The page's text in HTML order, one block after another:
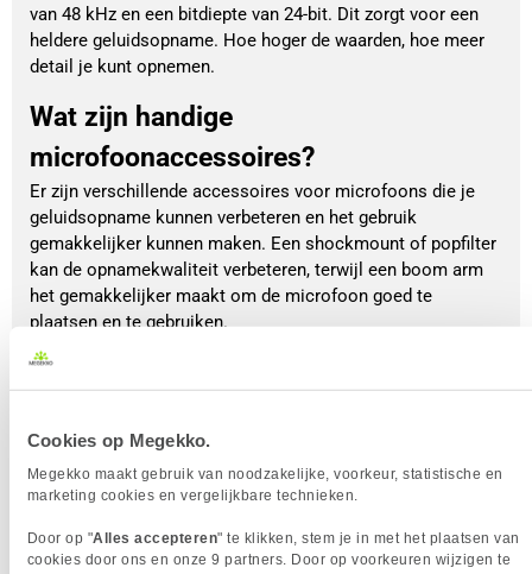
Cookies op Megekko.
Megekko maakt gebruik van noodzakelijke, voorkeur, statistische en
marketing cookies en vergelijkbare technieken.
Door op "Alles accepteren" te klikken, stem je in met het plaatsen van
cookies door ons en onze 9 partners. Door op voorkeuren wijzigen te
van 48 kHz en een bitdiepte van 24-bit. Dit zorgt voor een
heldere geluidsopname. Hoe hoger de waarden, hoe meer
detail je kunt opnemen.
Wat zijn handige
microfoonaccessoires?
Er zijn verschillende accessoires voor microfoons die je
geluidsopname kunnen verbeteren en het gebruik
gemakkelijker kunnen maken. Een shockmount of popfilter
kan de opnamekwaliteit verbeteren, terwijl een boom arm
het gemakkelijker maakt om de microfoon goed te
plaatsen en te gebruiken.
Wat is een popfilter?
waardoor ze scherp of onzuiver klinken. Een popfilter kan
hierbij helpen. Dit filter wordt voor of op de microfoon
geplaatst en wordt ook wel een plopkap genoemd. Het
waardoor je opname schoner klinkt. Over het algemeen